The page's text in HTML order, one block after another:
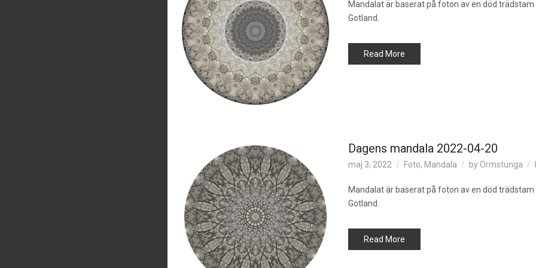
Mandalat är baserat på foton av en död trädstam
Gotland.
Read More
Dagens mandala 2022-04-20
maj 3, 2022 Foto, Mandala by Ormstunga
Mandalat är baserat på foton av en död trädstam
Gotland.
Read More